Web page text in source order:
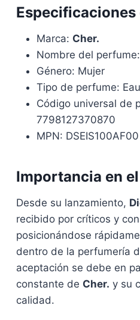
Marca: Cher.
Nombre del perfume:
Género: Mujer
Tipo de perfume:
Código universal de
7798127370870
MPN: DSEIS100AF00
Importancia en
Desde su lanzamiento,
recibido por críticos y
posicionándose
dentro de la perfumería
aceptación se debe en
constante de Cher. y su
calidad.